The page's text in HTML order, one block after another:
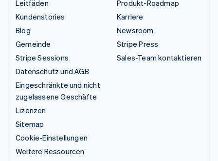
Leitfäden
Kundenstories
Blog
Gemeinde
Stripe Sessions
Datenschutz und AGB
Eingeschränkte und nicht
zugelassene Geschäfte
Lizenzen
Sitemap
Cookie-Einstellungen
Weitere Ressourcen
Produkt-Roadmap
Karriere
Newsroom
Stripe Press
Sales-Team kontaktieren